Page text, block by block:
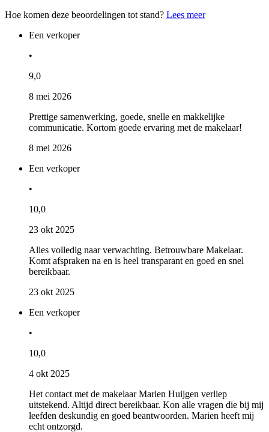
Hoe komen deze beoordelingen tot stand? Lees meer
Een verkoper
•
9,0
8 mei 2026
Prettige samenwerking, goede, snelle en makkelijke
communicatie. Kortom goede ervaring met de makelaar!
8 mei 2026
Een verkoper
•
10,0
23 okt 2025
Alles volledig naar verwachting. Betrouwbare Makelaar.
Komt afspraken na en is heel transparant en goed en snel
bereikbaar.
23 okt 2025
Een verkoper
•
10,0
4 okt 2025
Het contact met de makelaar Marien Huijgen verliep
uitstekend. Altijd direct bereikbaar. Kon alle vragen die bij mij
leefden deskundig en goed beantwoorden. Marien heeft mij
echt ontzorgd.